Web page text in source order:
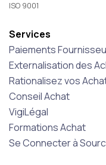
ISO 9001
Services
Paiements
Externalisation des
Rationalisez vos
Conseil Achat
VigiLégal
Formations Achat
Se Connecter à